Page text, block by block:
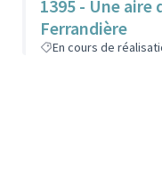
1395 - Une
Ferrandière
En cours de